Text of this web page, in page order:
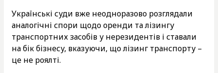
Українські суди вже неодноразово розглядали
аналогічні спори щодо оренди та лізингу
транспортних засобів у нерезидентів і ставали
на бік бізнесу, вказуючи, що лізинг транспорту –
це не роялті.